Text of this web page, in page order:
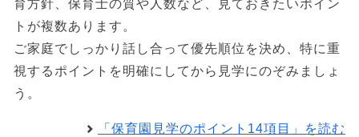
育方針、保育士の質や人数など、見ておきたいポイン
トが複数あります。
ご家庭でしっかり話し合って優先順位を決め、特に重
視するポイントを明確にしてから見学にのぞみましょ
う。
「保育園見学のポイント14項目」を読む